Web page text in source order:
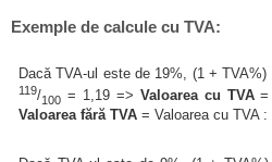
Exemple de calcule cu TVA:
Dacă TVA-ul este de 19%, (1 +
119/100 = 1,19 => Valoarea cu TVA=
Valoarea fără TVA = Valoarea cu TVA :